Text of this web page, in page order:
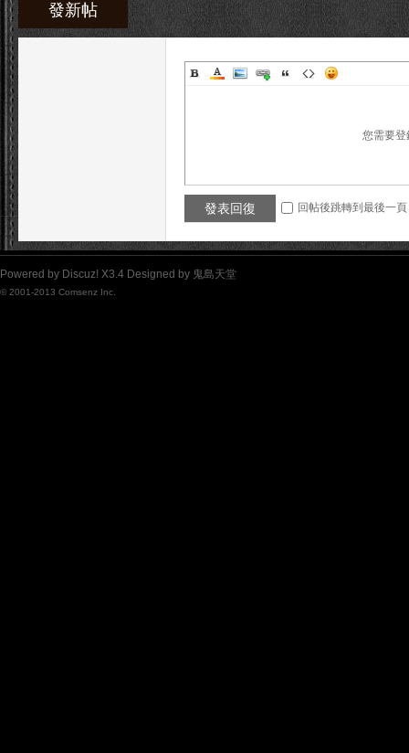
發新帖
您需要
發表回復 回帖後跳轉到最後一頁
Powered by Discuz! X3.4 Designed by 鬼島天堂
© 2001-2013 Comsenz Inc.